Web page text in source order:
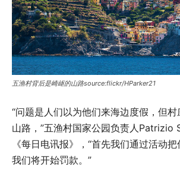
五渔村背后是崎岖的山路source:flickr/HParker21
“问题是人们以为他们来海边度假，但
山路，”五渔村国家公园负责人Patrizio
《每日电讯报》，“首先我们通过活动
我们将开始罚款。”